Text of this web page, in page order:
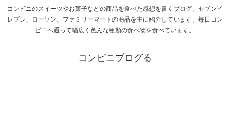
コンビニのスイーツやお菓子などの商品を食べた感想を書くブログ。セブンイ
レブン、ローソン、ファミリーマートの商品を主に紹介しています。毎日コン
ビニへ通って幅広く色んな種類の食べ物を食べています。
コンビニブログる